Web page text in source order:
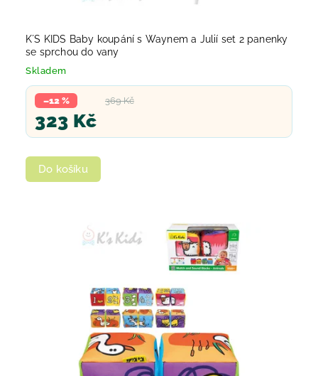
K´S KIDS Baby koupání s Waynem a Julií set 2 panenky
se sprchou do vany
Skladem
369 Kč
–12 %
323 Kč
Do košíku